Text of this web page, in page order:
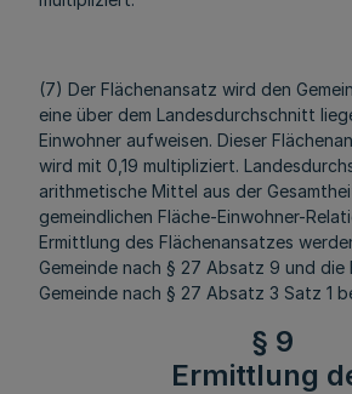
(7) Der Flächenansatz wird den
eine über dem Landesdurchschnitt
Einwohner aufweisen. Dieser
wird mit 0,19 multipliziert.
arithmetische Mittel aus der
gemeindlichen Fläche-Einwohner-
Ermittlung des Flächenansatzes
Gemeinde nach § 27 Absatz 9 und die
Gemeinde nach § 27 Absatz 3 Satz 1
§ 9
Ermittlung